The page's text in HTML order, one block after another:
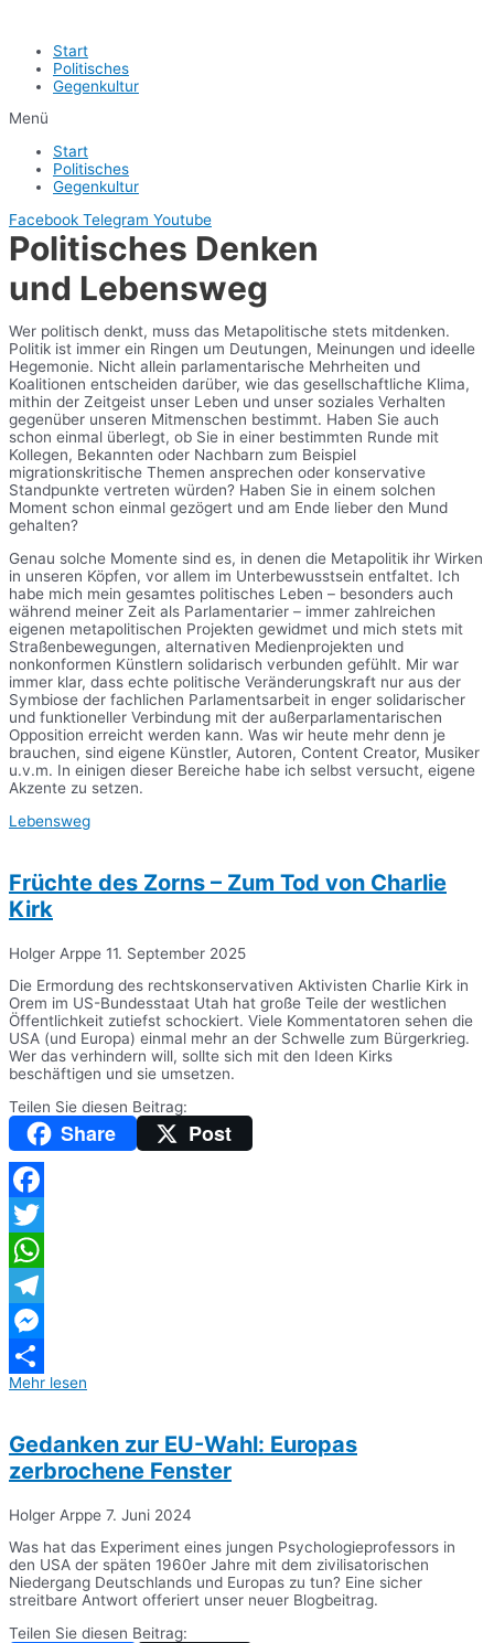
Start
Politisches
Gegenkultur
Menü
Start
Politisches
Gegenkultur
Facebook Telegram Youtube
Politisches Denken
und Lebensweg
Wer politisch denkt, muss das Metapolitische stets mitdenken.
Politik ist immer ein Ringen um Deutungen, Meinungen und ideelle
Hegemonie. Nicht allein parlamentarische Mehrheiten und
Koalitionen entscheiden darüber, wie das gesellschaftliche Klima,
mithin der Zeitgeist unser Leben und unser soziales Verhalten
gegenüber unseren Mitmenschen bestimmt. Haben Sie auch
schon einmal überlegt, ob Sie in einer bestimmten Runde mit
Kollegen, Bekannten oder Nachbarn zum Beispiel
migrationskritische Themen ansprechen oder konservative
Standpunkte vertreten würden? Haben Sie in einem solchen
Moment schon einmal gezögert und am Ende lieber den Mund
gehalten?
Genau solche Momente sind es, in denen die Metapolitik ihr Wirken
in unseren Köpfen, vor allem im Unterbewusstsein entfaltet. Ich
habe mich mein gesamtes politisches Leben – besonders auch
während meiner Zeit als Parlamentarier – immer zahlreichen
eigenen metapolitischen Projekten gewidmet und mich stets mit
Straßenbewegungen, alternativen Medienprojekten und
nonkonformen Künstlern solidarisch verbunden gefühlt. Mir war
immer klar, dass echte politische Veränderungskraft nur aus der
Symbiose der fachlichen Parlamentsarbeit in enger solidarischer
und funktioneller Verbindung mit der außerparlamentarischen
Opposition erreicht werden kann. Was wir heute mehr denn je
brauchen, sind eigene Künstler, Autoren, Content Creator, Musiker
u.v.m. In einigen dieser Bereiche habe ich selbst versucht, eigene
Akzente zu setzen.
Lebensweg
Früchte des Zorns – Zum Tod von Charlie
Kirk
Holger Arppe 11. September 2025
Die Ermordung des rechtskonservativen Aktivisten Charlie Kirk in
Orem im US-Bundesstaat Utah hat große Teile der westlichen
Öffentlichkeit zutiefst schockiert. Viele Kommentatoren sehen die
USA (und Europa) einmal mehr an der Schwelle zum Bürgerkrieg.
Wer das verhindern will, sollte sich mit den Ideen Kirks
beschäftigen und sie umsetzen.
Teilen Sie diesen Beitrag:
Share Post
Facebook
Twitter
WhatsApp
Telegram
Messenger
Teilen
Mehr lesen
Gedanken zur EU-Wahl: Europas
zerbrochene Fenster
Holger Arppe 7. Juni 2024
Was hat das Experiment eines jungen Psychologieprofessors in
den USA der späten 1960er Jahre mit dem zivilisatorischen
Niedergang Deutschlands und Europas zu tun? Eine sicher
streitbare Antwort offeriert unser neuer Blogbeitrag.
Teilen Sie diesen Beitrag: